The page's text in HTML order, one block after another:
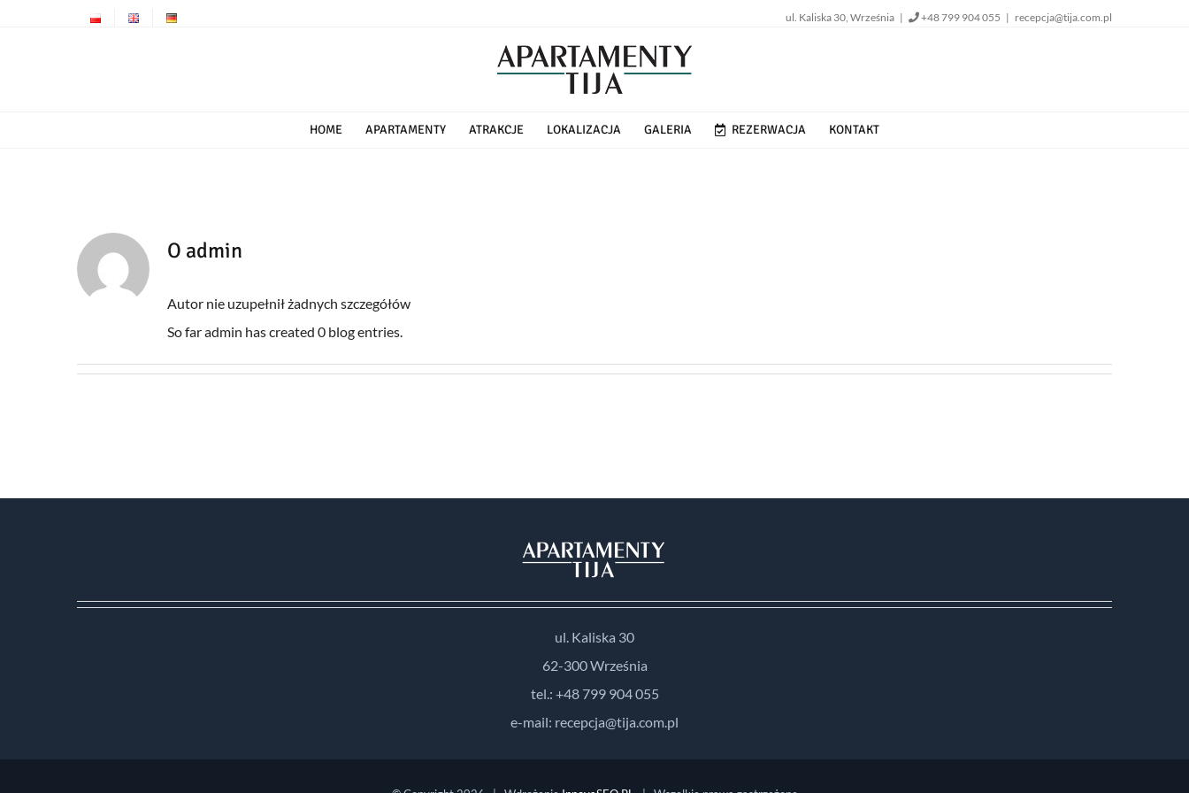
ul. Kaliska 30, Września | +48 799 904 055 | recepcja@tija.com.pl
HOME APARTAMENTY ATRAKCJE LOKALIZACJA GALERIA REZERWACJA KONTAKT
O admin
Autor nie uzupełnił żadnych szczegółów
So far admin has created 0 blog entries.
ul. Kaliska 30
62-300 Września
tel.: +48 799 904 055
e-mail: recepcja@tija.com.pl